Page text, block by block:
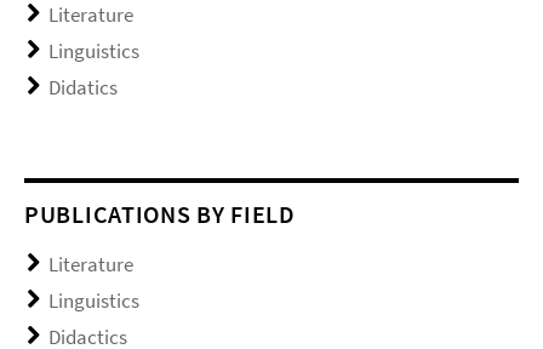
Literature
Linguistics
Didatics
PUBLICATIONS BY FIELD
Literature
Linguistics
Didactics